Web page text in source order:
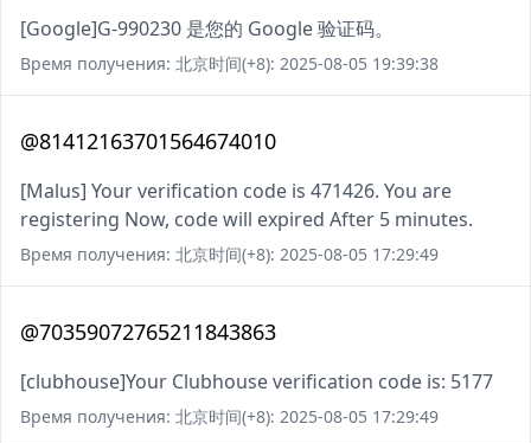
[Google]G-990230 是您的 Google 验证码。
Время получения: 北京时间(+8): 2025-08-05 19:39:38
@81412163701564674010
[Malus] Your verification code is 471426. You are
registering Now, code will expired After 5 minutes.
Время получения: 北京时间(+8): 2025-08-05 17:29:49
@70359072765211843863
[clubhouse]Your Clubhouse verification code is: 5177
Время получения: 北京时间(+8): 2025-08-05 17:29:49